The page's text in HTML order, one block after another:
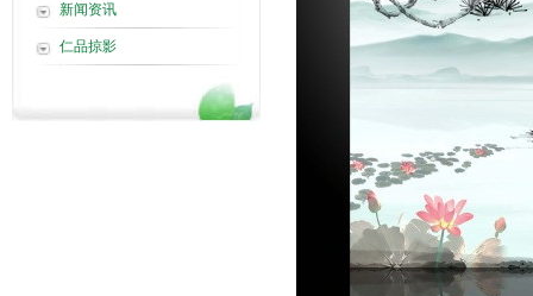
新闻资讯
仁品掠影